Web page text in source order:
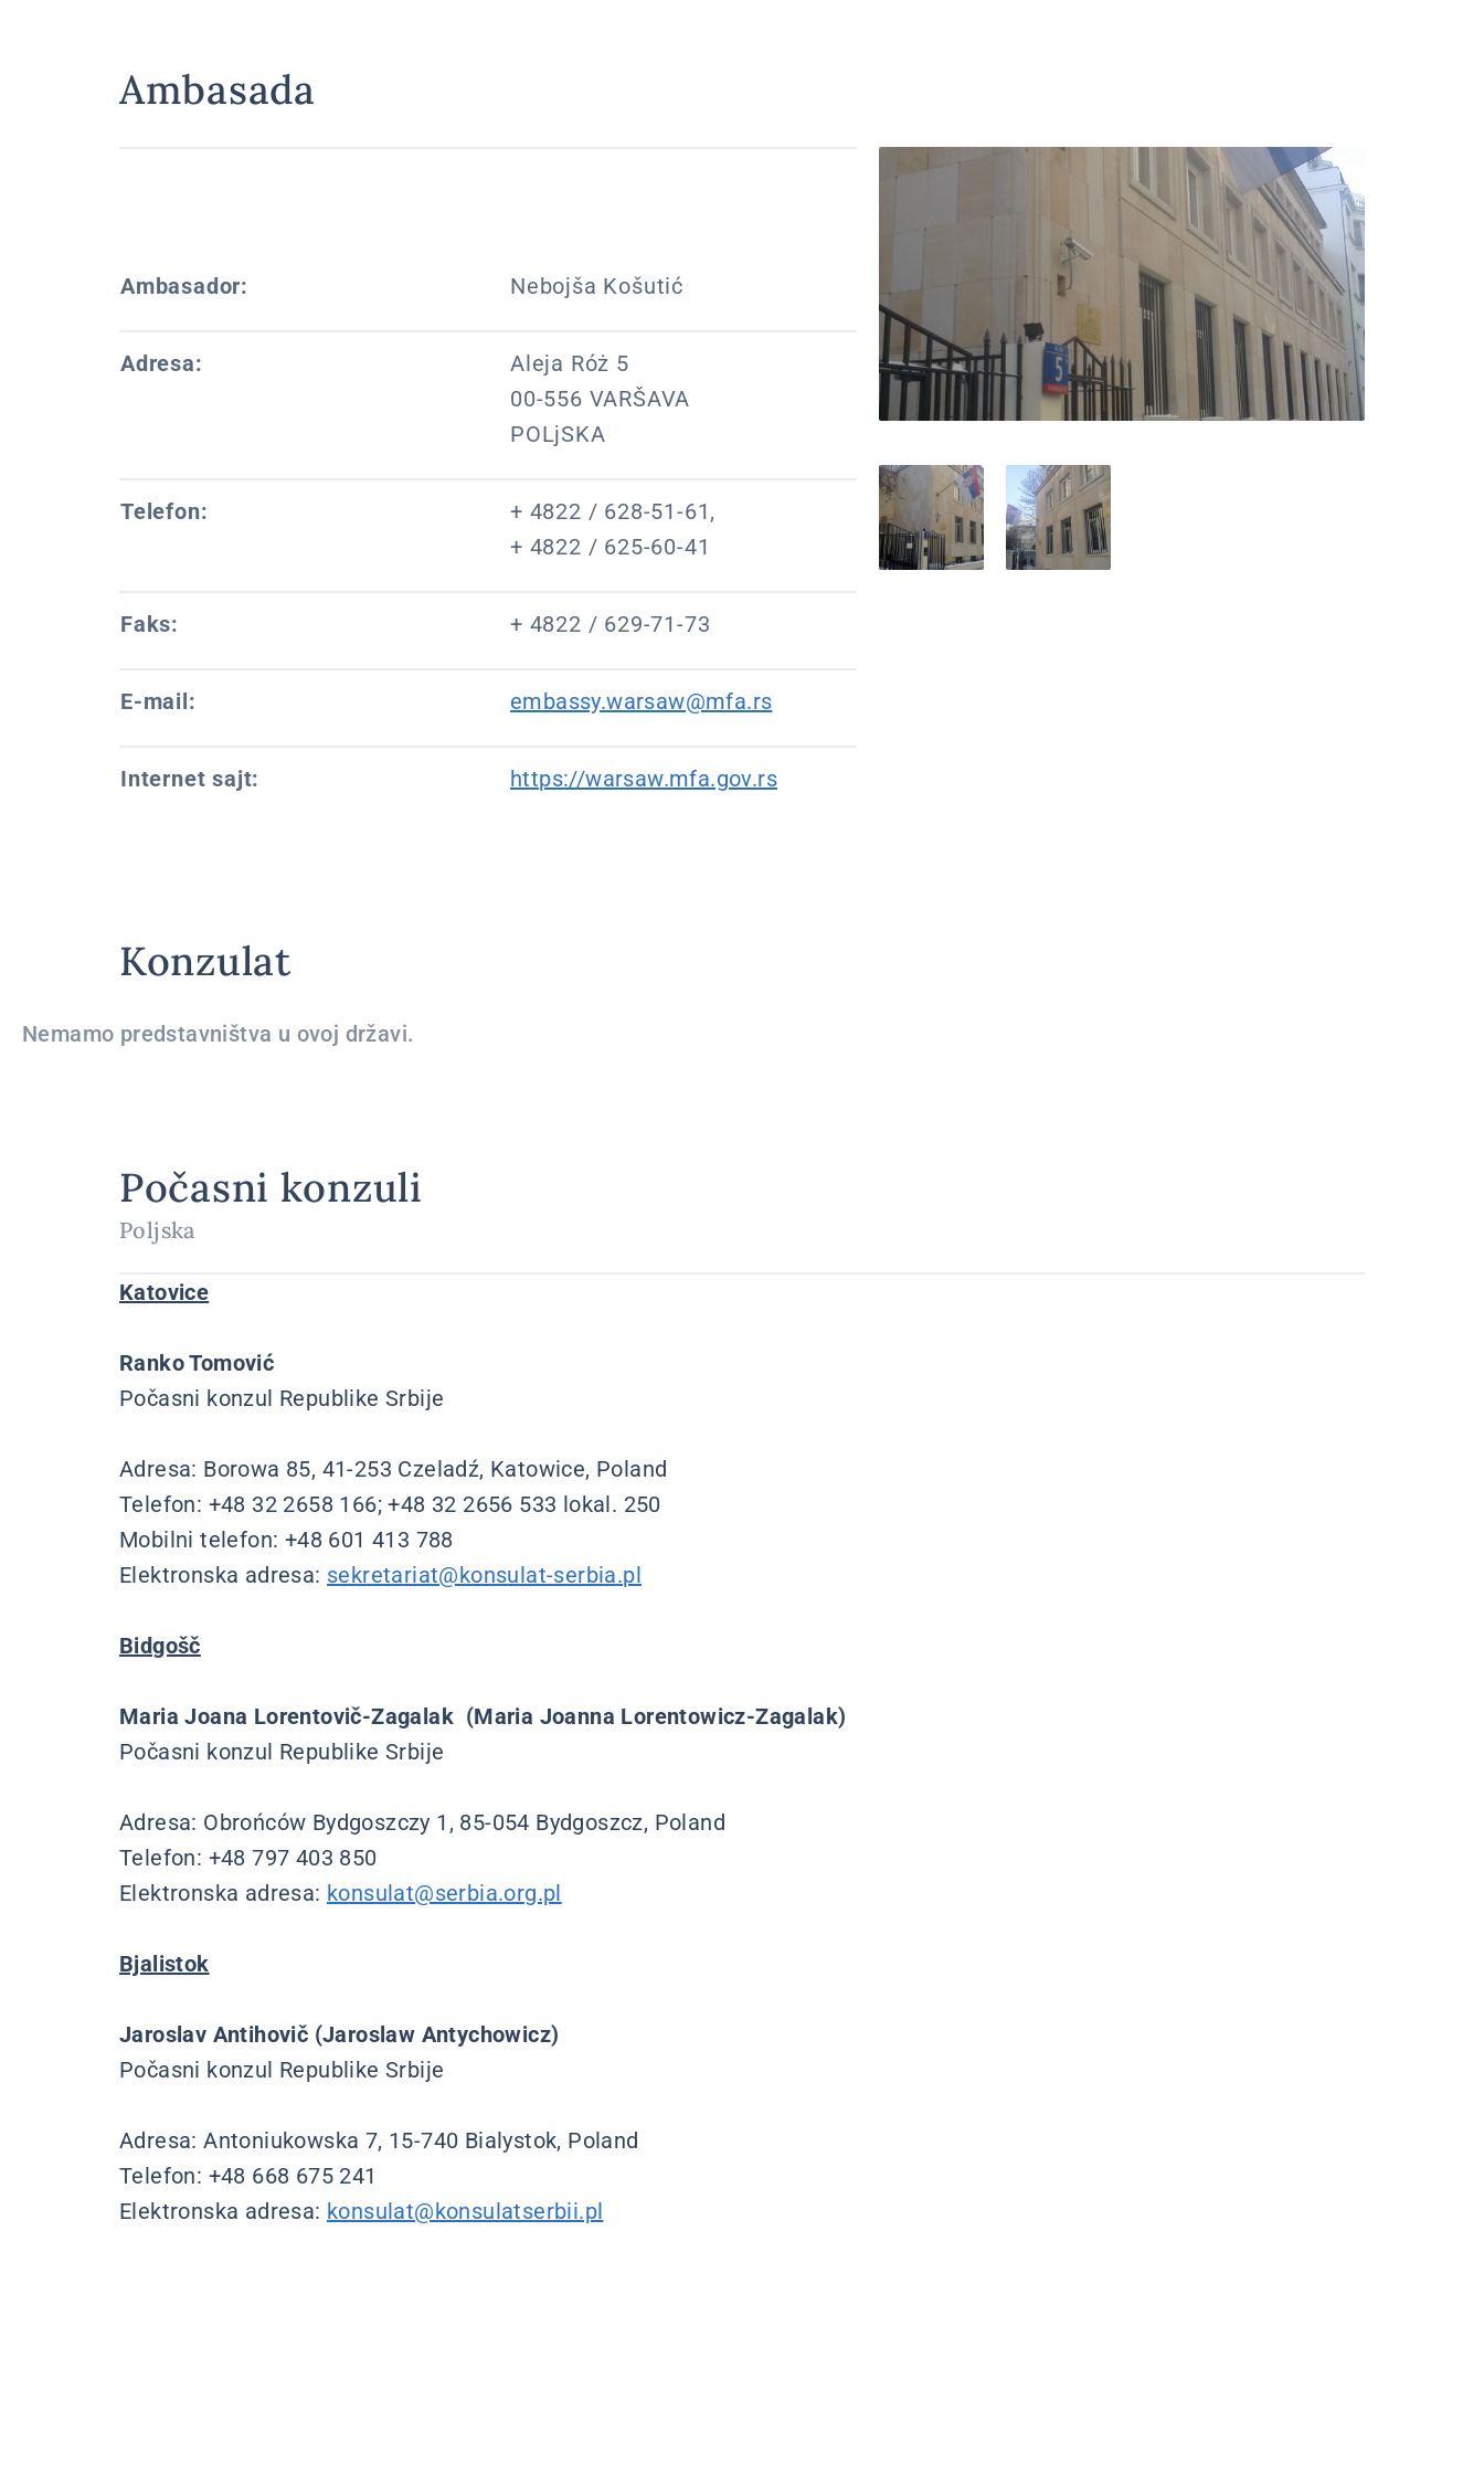
Ambasada
Ambasador: Nebojša Košutić
Adresa:
Aleja Róż 5
00-556 VARŠAVA
POLjSKA
Telefon:
+ 4822 / 628-51-61,
+ 4822 / 625-60-41
Faks: + 4822 / 629-71-73
E-mail: embassy.warsaw@mfa.rs
Internet sajt: https://warsaw.mfa.gov.rs
Konzulat
Nemamo predstavništva u ovoj državi.
Počasni konzuli
Poljska
Katovice
Ranko Tomović
Počasni konzul Republike Srbije
Adresa: Borowa 85, 41-253 Czeladź, Katowice, Poland
Telefon: +48 32 2658 166; +48 32 2656 533 lokal. 250
Mobilni telefon: +48 601 413 788
Elektronska adresa: sekretariat@konsulat-serbia.pl
Bidgošč
Maria Joana Lorentovič-Zagalak (Maria Joanna Lorentowicz-Zagalak)
Počasni konzul Republike Srbije
Adresa: Obrońców Bydgoszczy 1, 85-054 Bydgoszcz, Poland
Telefon: +48 797 403 850
Elektronska adresa: konsulat@serbia.org.pl
Bjalistok
Jaroslav Antihovič (Jaroslaw Antychowicz)
Počasni konzul Republike Srbije
Adresa: Antoniukowska 7, 15-740 Bialystok, Poland
Telefon: +48 668 675 241
Elektronska adresa: konsulat@konsulatserbii.pl